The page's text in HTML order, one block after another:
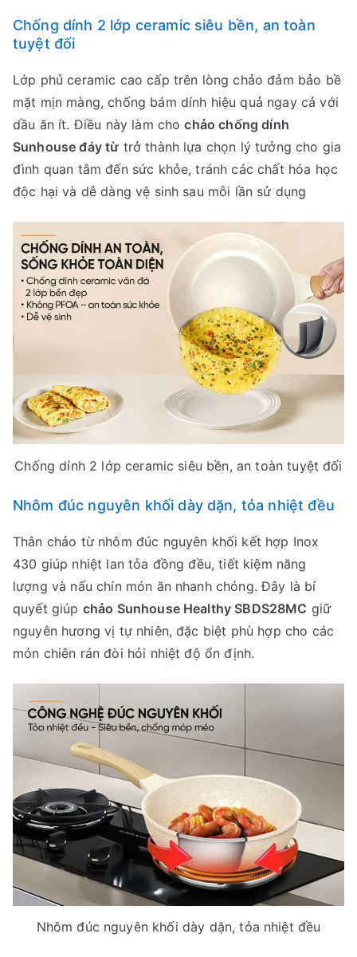
Chống dính 2 lớp ceramic siêu bền, an toàn
tuyệt đối
Lớp phủ ceramic cao cấp trên lòng chảo đảm bảo bề
mặt mịn màng, chống bám dính hiệu quả ngay cả với
dầu ăn ít. Điều này làm chochảo chống dính
Sunhouse đáy từ trở thành lựa chọn lý tưởng cho gia
đình quan tâm đến sức khỏe, tránh các chất hóa học
độc hại và dễ dàng vệ sinh sau mỗi lần sử dụng
Chống dính 2 lớp ceramic siêu bền, an toàn tuyệt đối
Nhôm đúc nguyên khối dày dặn, tỏa nhiệt đều
Thân chảo từ nhôm đúc nguyên khối kết hợp Inox
430 giúp nhiệt lan tỏa đồng đều, tiết kiệm năng
lượng và nấu chín món ăn nhanh chóng. Đây là bí
quyết giúp chảo Sunhouse Healthy SBDS28MC giữ
nguyên hương vị tự nhiên, đặc biệt phù hợp cho các
món chiên rán đòi hỏi nhiệt độ ổn định.
Nhôm đúc nguyên khối dày dặn, tỏa nhiệt đều